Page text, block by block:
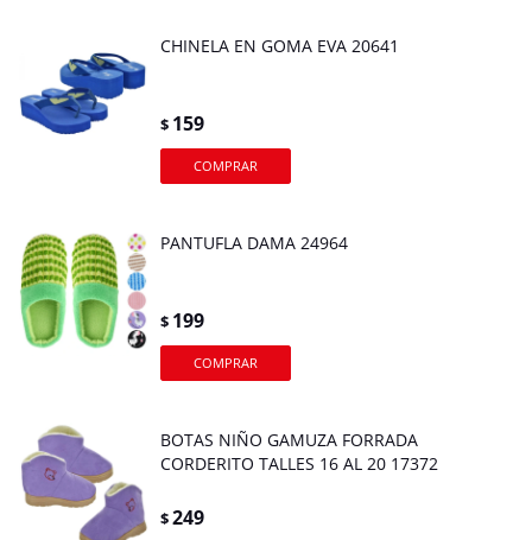
CHINELA EN GOMA EVA 20641
$ 159
PANTUFLA DAMA 24964
$ 199
BOTAS NIÑO GAMUZA FORRADA
CORDERITO TALLES 16 AL 20 17372
$249